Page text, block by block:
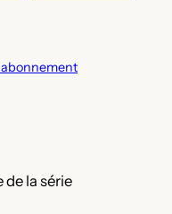
abonnement
la série